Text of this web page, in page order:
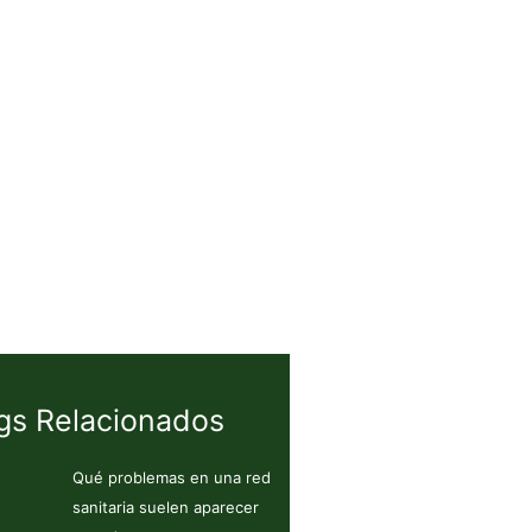
Relacionados
Qué problemas en una red
sanitaria suelen aparecer